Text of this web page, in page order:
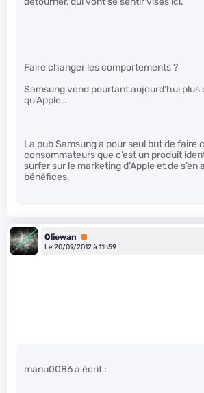
Faire changer les comportements ?
Samsung vend pourtant aujourd’hui
qu’Apple…
La pub Samsung a pour seul but de faire
consommateurs que c’est un produit
surfer sur le marketing d’Apple et de s’en
bénéfices.
Oliewan
Premium
Le 20/09/2012 à 11h59
manu0086 a écrit :